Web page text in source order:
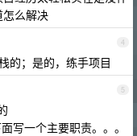
么解决
4
的；是的，练手项目
5
写一个主要职责。。。